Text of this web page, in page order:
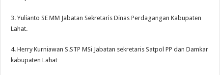
3. Yulianto SE MM Jabatan Sekretaris Dinas Perdagangan Kabupaten
Lahat.
4. Herry Kurniawan S.STP MSi Jabatan sekretaris Satpol PP dan Damkar
kabupaten Lahat